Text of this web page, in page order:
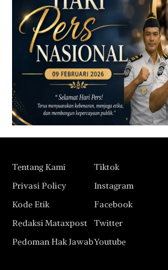
Tentang Kami
Privasi Policy
Kode Etik
Redaksi Mataxpost
Pedoman Hak Jawab
Tiktok
Instagram
Facebook
Twitter
Youtube